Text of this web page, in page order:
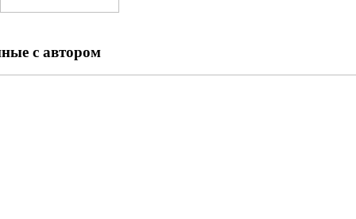
с автором